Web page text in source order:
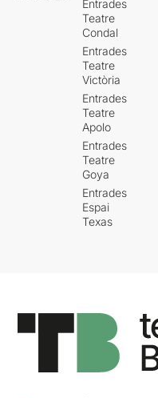
Entrades
Teatre
Condal
Entrades
Teatre
Victòria
Entrades
Teatre
Apolo
Entrades
Teatre
Goya
Entrades
Espai
Texas